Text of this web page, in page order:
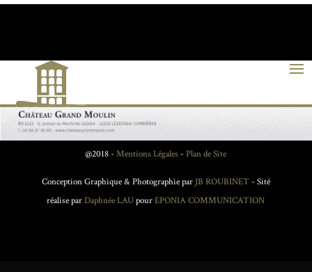
@2018 - Mentions Légales - Plan de Site
Conception Graphique & Photographie par JB ROUBINET - Sité
réalise parDaphnée LAUpourEPONIA COMMUNICATION